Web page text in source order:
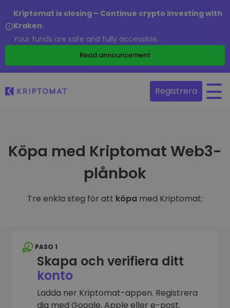
Kriptomat is closing – Continue crypto investing with
Kraken.
Your funds are safe and fully accessible.
Read announcement
Registrera
Köpa med Kriptomat Web3-
plånbok
Tre enkla steg för att köpa med Kriptomat:
PASO 1
Skapa och verifiera ditt
konto
Ladda ner Kriptomat-appen. Registrera
dig med Google, Apple eller e-post.